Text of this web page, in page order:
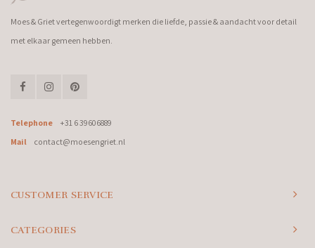
Moes & Griet vertegenwoordigt merken die liefde, passie & aandacht voor detail
met elkaar gemeen hebben.
Telephone
+31 6 39606889
Mail
contact@moesengriet.nl
CUSTOMER SERVICE
CATEGORIES